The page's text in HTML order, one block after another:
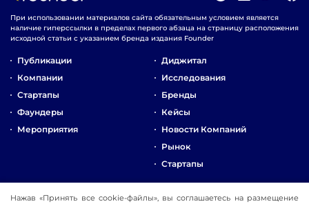
При использовании материалов сайта обязательным условием является
наличие гиперссылки в пределах первого абзаца на страницу расположения
исходной статьи с указанием бренда издания Founder
Публикации
Компании
Стартапы
Фаундеры
Мероприятия
Диджитал
Исследования
Бренды
Кейсы
Новости Компаний
Рынок
Стартапы
Нажав «Принять все cookie-файлы», вы соглашаетесь на размещение